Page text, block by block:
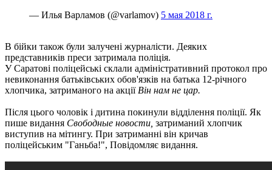
— Илья Варламов (@varlamov) 5 мая 2018 г.
В бійки також були залучені журналісти. Деяких
представників преси затримала поліція.
У Саратові поліцейські склали адміністративний протокол про
невиконання батьківських обов'язків на батька 12-річного
хлопчика, затриманого на акції Він нам не цар.
Після цього чоловік і дитина покинули відділення поліції. Як
пише видання Свободные новости, затриманий хлопчик
виступив на мітингу. При затриманні він кричав
поліцейським "Ганьба!", Повідомляє видання.